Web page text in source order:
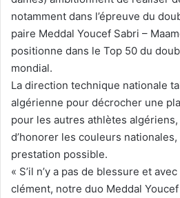
notamment dans l’épreuve du
paire Meddal Youcef Sabri –
positionne dans le Top 50 du
mondial.
La direction technique nationale
algérienne pour décrocher une
pour les autres athlètes algériens,
d’honorer les couleurs
prestation possible.
« S’il n’y a pas de blessure et
clément, notre duo Meddal